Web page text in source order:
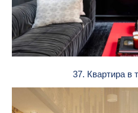
37. Квартира в